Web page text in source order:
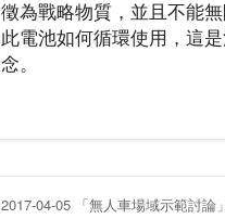
徵為戰略物質，並且不能
此電池如何循環使用，這
念。
2017-04-05 「無人車場域示範討論